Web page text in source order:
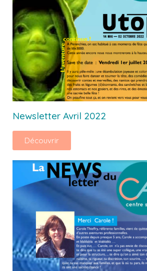
Newsletter Avril 2022
Découvrir